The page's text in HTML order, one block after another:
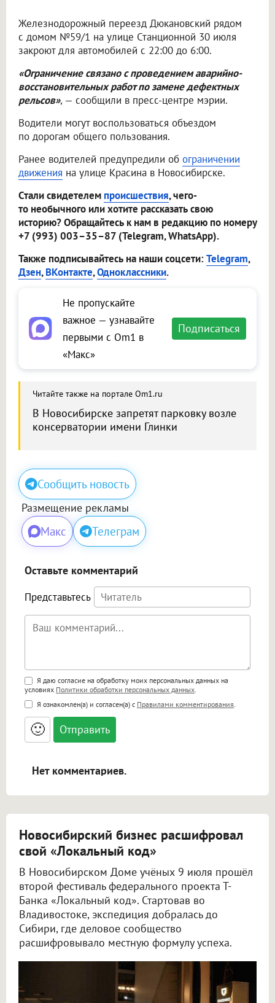
Железнодорожный переезд Дюкановский рядом
с домом №59/1 на улице Станционной 30 июля
закроют для автомобилей с 22:00 до 6:00.
«Ограничение связано с проведением аварийно-
восстановительных работ по замене дефектных
рельсов», — сообщили в пресс-центре мэрии.
Водители могут воспользоваться объездом
по дорогам общего пользования.
Ранее водителей предупредили об ограничении
движения на улице Красина в Новосибирске.
Стали свидетелем происшествия, чего-
то необычного или хотите рассказать свою
историю? Обращайтесь к нам в редакцию по номеру
+7 (993) 003–35–87 (Telegram, WhatsApp).
Также подписывайтесь на наши соцсети:Telegram,
Дзен,ВКонтакте,Одноклассники.
Не пропускайте
важное — узнавайте
первыми с Om1 в
«Макс»
Подписаться
Читайте также на портале Om1.ru
В Новосибирске запретят парковку возле
консерватории имени Глинки
Сообщить новость
Размещение рекламы
Макс Телеграм
Оставьте комментарий
Представьтесь
Поддержка HTML
<b>, <strong>, <u>, <i>, <em>, <s>, <big>,
<small>, <sup>, <sub>, <pre>, <ul>, <ol>, <li>,
<blockquote>, <code> экранирует HTML,
адреса URL автоматически становятся
ссылками, и [img]адрес[/img] будет
Я даю согласие на обработку моих персональных данных на
условиях Политики обработки персональных данных
Я ознакомлен(а) и согласен(а) с Правилами комментирования
🙂
Нет комментариев.
Новосибирский бизнес расшифровал
свой «Локальный код»
В Новосибирском Доме учёных 9 июля прошёл
второй фестиваль федерального проекта Т-
Банка «Локальный код». Стартовав во
Владивостоке, экспедиция добралась до
Сибири, где деловое сообщество
расшифровывало местную формулу успеха.